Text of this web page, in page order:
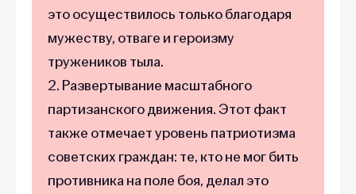
это осуществилось только благодаря
мужеству, отваге и героизму
тружеников тыла.
2. Развертывание масштабного
партизанского движения. Этот факт
также отмечает уровень патриотизма
советских граждан: те, кто не мог бить
противника на поле боя, делал это